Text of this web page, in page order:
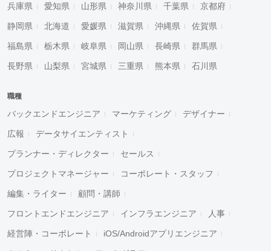
兵庫県 愛知県 山形県 神奈川県 千葉県 京都府
静岡県 北海道 愛媛県 滋賀県 沖縄県 佐賀県
福島県 栃木県 岐阜県 岡山県 長崎県 群馬県
長野県 山梨県 宮城県 三重県 熊本県 石川県
職種
バックエンドエンジニア マーケティング デザイナー
広報 データサイエンティスト
プランナー・ディレクター セールス
プロジェクトマネージャー コーポレート・スタッフ
編集・ライター 顧問・講師
フロントエンドエンジニア インフラエンジニア 人事
経営陣・コーポレート iOS/Androidアプリエンジニア